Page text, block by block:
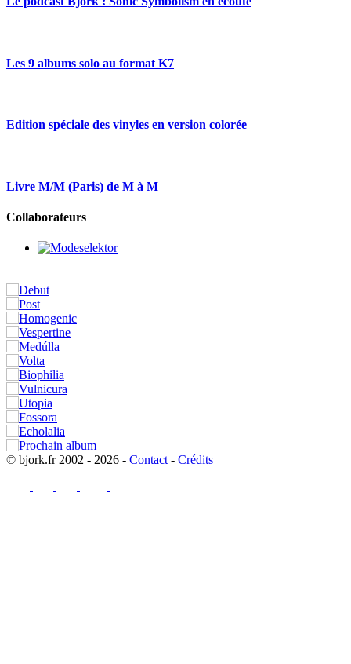
Les 9 albums solo au format K7
Edition spéciale des vinyles en version colorée
Livre M/M (Paris) de M à M
Collaborateurs
© bjork.fr 2002 - 2026 - Contact - Crédits